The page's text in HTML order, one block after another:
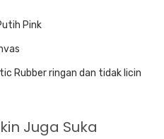
Pink
Rubber ringan dan tidak licin
Juga Suka